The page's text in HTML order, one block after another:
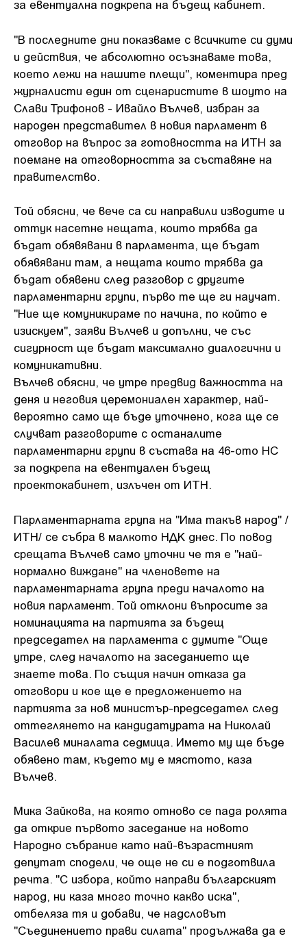
за евентуална подкрепа на бъдещ кабинет.
"В последните дни показваме с всичките си думи
и действия, че абсолютно осъзнаваме това,
което лежи на нашите плещи", коментира пред
журналисти един от сценаристите в шоуто на
Слави Трифонов - Ивайло Вълчев, избран за
народен представител в новия парламент в
отговор на въпрос за готовността на ИТН за
поемане на отговорността за съставяне на
правителство.
Той обясни, че вече са си направили изводите и
оттук насетне нещата, които трябва да
бъдат обявявани в парламента, ще бъдат
обявявани там, а нещата които трябва да
бъдат обявени след разговор с другите
парламентарни групи, първо те ще ги научат.
"Ние ще комуникираме по начина, по който е
изискуем", заяви Вълчев и допълни, че със
сигурност ще бъдат максимално диалогични и
комуникативни.
Вълчев обясни, че утре предвид важността на
деня и неговия церемониален характер, най-
вероятно само ще бъде уточнено, кога ще се
случват разговорите с останалите
парламентарни групи в състава на 46-ото НС
за подкрепа на евентуален бъдещ
проектокабинет, излъчен от ИТН.
Парламентарната група на "Има такъв народ" /
ИТН/ се събра в малкото НДК днес. По повод
срещата Вълчев само уточни че тя е "най-
нормално виждане" на членовете на
парламентарната група преди началото на
новия парламент. Той отклони въпросите за
номинацията на партията за бъдещ
председател на парламента с думите "Още
утре, след началото на заседанието ще
знаете това. По същия начин отказа да
отговори и кое ще е предложението на
партията за нов министър-председател след
оттеглянето на кандидатурата на Николай
Василев миналата седмица. Името му ще бъде
обявено там, където му е мястото, каза
Вълчев.
Мика Зайкова, на която отново се пада ролята
да открие първото заседание на новото
Народно събрание като най-възрастният
депутат сподели, че още не си е подготвила
речта. "С избора, който направи българският
народ, ни каза много точно какво иска",
отбеляза тя и добави, че надсловът
"Съединението прави силата" продължава да е